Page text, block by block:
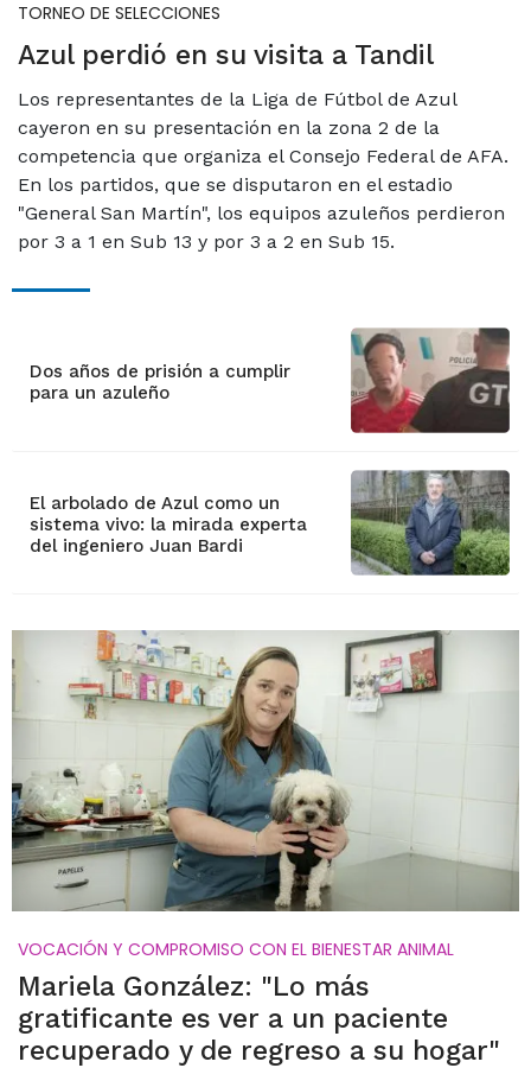
TORNEO DE SELECCIONES
Azul perdió en su visita a Tandil
Los representantes de la Liga de Fútbol de Azul
cayeron en su presentación en la zona 2 de la
competencia que organiza el Consejo Federal de AFA.
En los partidos, que se disputaron en el estadio
"General San Martín", los equipos azuleños perdieron
por 3 a 1 en Sub 13 y por 3 a 2 en Sub 15.
Dos años de prisión a cumplir
para un azuleño
El arbolado de Azul como un
sistema vivo: la mirada experta
del ingeniero Juan Bardi
VOCACIÓN Y COMPROMISO CON EL BIENESTAR ANIMAL
Mariela González: "Lo más
gratificante es ver a un paciente
recuperado y de regreso a su hogar"